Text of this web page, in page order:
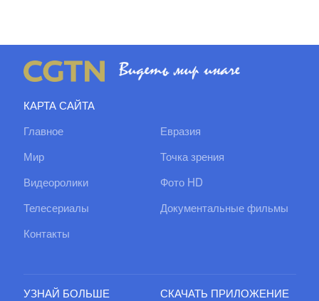
КАРТА САЙТА
Главное
Евразия
Мир
Точка зрения
Видеоролики
Фото HD
Телесериалы
Документальные фильмы
Контакты
УЗНАЙ БОЛЬШЕ
СКАЧАТЬ ПРИЛОЖЕНИЕ